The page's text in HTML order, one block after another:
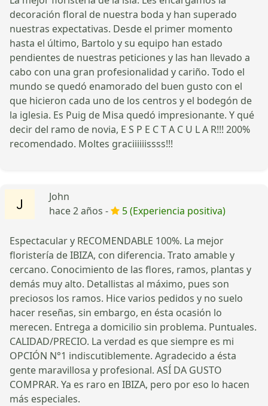
decoración floral de nuestra boda y han superado
nuestras expectativas. Desde el primer momento
hasta el último, Bartolo y su equipo han estado
pendientes de nuestras peticiones y las han llevado a
cabo con una gran profesionalidad y cariño. Todo el
mundo se quedó enamorado del buen gusto con el
que hicieron cada uno de los centros y el bodegón de
la iglesia. Es Puig de Misa quedó impresionante. Y qué
decir del ramo de novia, E S P E C T A C U L A R!!! 200%
recomendado. Moltes graciiiiiissss!!!
John
hace 2 años -
5 (Experiencia positiva)
Espectacular y RECOMENDABLE 100%. La mejor
floristería de IBIZA, con diferencia. Trato amable y
cercano. Conocimiento de las flores, ramos, plantas y
demás muy alto. Detallistas al máximo, pues son
preciosos los ramos. Hice varios pedidos y no suelo
hacer reseñas, sin embargo, en ésta ocasión lo
merecen. Entrega a domicilio sin problema. Puntuales.
CALIDAD/PRECIO. La verdad es que siempre es mi
OPCIÓN N°1 indiscutiblemente. Agradecido a ésta
gente maravillosa y profesional. ASÍ DA GUSTO
COMPRAR. Ya es raro en IBIZA, pero por eso lo hacen
más especiales.